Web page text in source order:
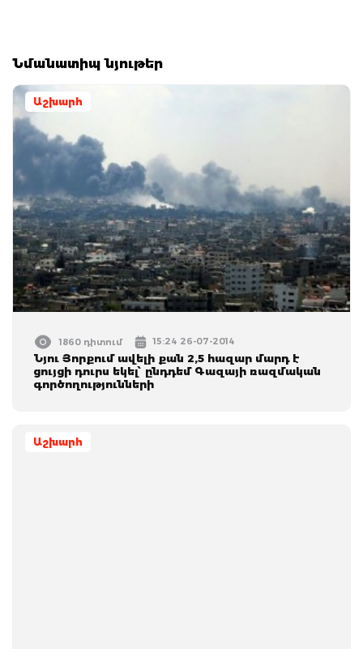
Նմանատիպ նյութեր
Աշխարհ
1860 դիտում 15:24 26-07-2014
Նյու Յորքում ավելի քան 2,5 հազար մարդ է
ցույցի դուրս եկել՝ ընդդեմ Գազայի ռազմական
գործողությունների
Աշխարհ